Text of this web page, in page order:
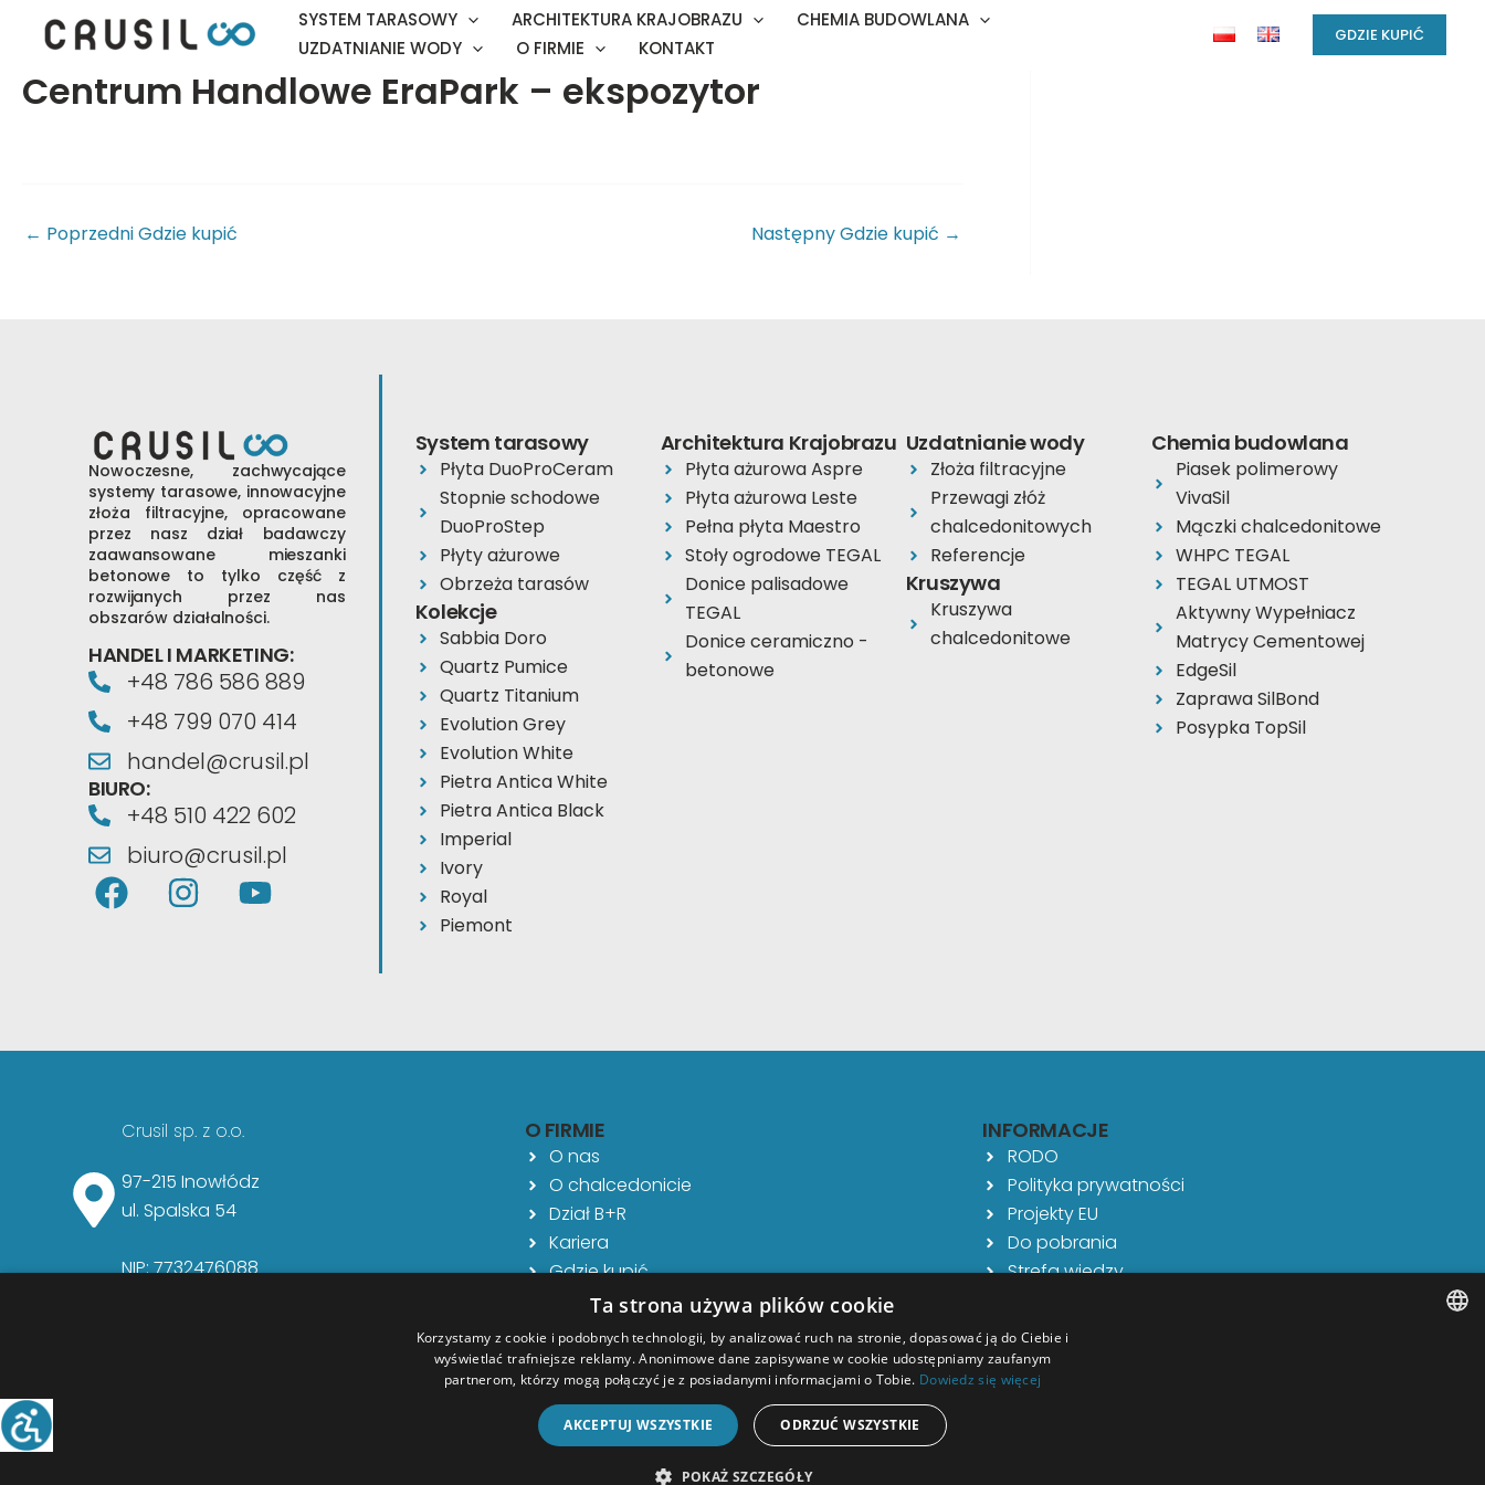
Przejdź
SYSTEM TARASOWY ARCHITEKTURA KRAJOBRAZU
CHEMIA BUDOWLANA
UZDATNIANIE WODY
O FIRMIE KONTAKT
GDZIE KUPIĆ
Centrum Handlowe EraPark – ekspozytor
← Poprzedni Gdzie kupić Następny Gdzie kupić →
Nowoczesne, zachwycające
systemy tarasowe, innowacyjne
złoża filtracyjne, opracowane
przez nasz dział badawczy
zaawansowane mieszanki
betonowe to tylko część z
rozwijanych przez nas
obszarów działalności.
HANDEL I MARKETING:
+48 786 586 889
+48 799 070 414
handel@crusil.pl
BIURO:
+48 510 422 602
biuro@crusil.pl
F
a
o
k
I
n
g
a
m
Y
o
b
System tarasowy
Płyta DuoProCeram
Stopnie schodowe
DuoProStep
Płyty ażurowe
Obrzeża tarasów
Kolekcje
Sabbia Doro
Quartz Pumice
Quartz Titanium
Evolution Grey
Evolution White
Pietra Antica White
Pietra Antica Black
Imperial
Ivory
Royal
Piemont
Architektura Krajobrazu
Płyta ażurowa Aspre
Płyta ażurowa Leste
Pełna płyta Maestro
Stoły ogrodowe TEGAL
Donice palisadowe
TEGAL
Donice ceramiczno -
betonowe
Uzdatnianie wody
Złoża filtracyjne
Przewagi złóż
chalcedonitowych
Referencje
Kruszywa
Kruszywa
chalcedonitowe
Chemia budowlana
Piasek polimerowy
VivaSil
Mączki chalcedonitowe
WHPC TEGAL
TEGAL UTMOST
Aktywny Wypełniacz
Matrycy Cementowej
EdgeSil
Zaprawa SilBond
Posypka TopSil
Crusil sp. z o.o.
97-215 Inowłódz
ul. Spalska 54
NIP: 7732476088
O FIRMIE
O nas
O chalcedonicie
Dział B+R
Kariera
Gdzie kupić
Kontakt
Aktualności
INFORMACJE
RODO
Polityka prywatności
Projekty EU
Do pobrania
Strefa wiedzy
Ta strona używa plików cookie
Korzystamy z cookie i podobnych technologii, by analizować ruch na stronie, dopasować ją do Ciebie i
wyświetlać trafniejsze reklamy. Anonimowe dane zapisywane w cookie udostępniamy zaufanym
partnerom, którzy mogą połączyć je z posiadanymi informacjami o Tobie. Dowiedz się więcej
AKCEPTUJ WSZYSTKIE ODRZUĆ WSZYSTKIE
POKAŻ SZCZEGÓŁY